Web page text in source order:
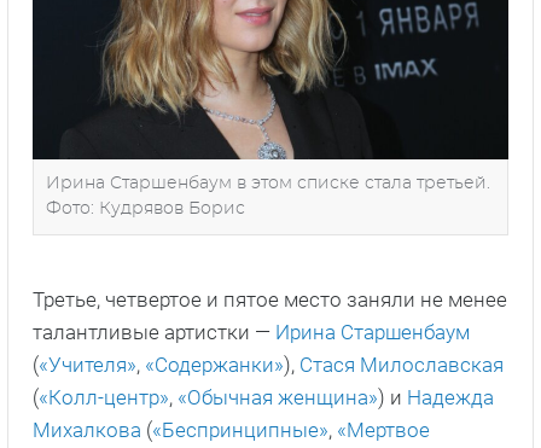
Ирина Старшенбаум в этом списке стала третьей.
Фото: Кудрявов Борис
Третье, четвертое и пятое место заняли не менее
талантливые артистки — Ирина Старшенбаум
(«Учителя», «Содержанки»), Стася Милославская
(«Колл-центр», «Обычная женщина») и Надежда
Михалкова («Беспринципные», «Мертвое